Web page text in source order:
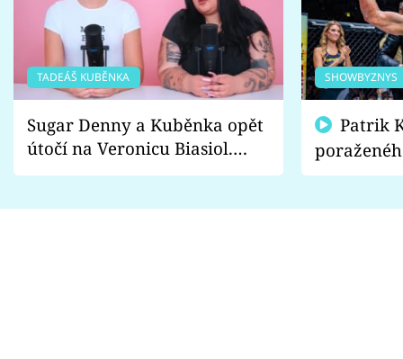
TADEÁŠ KUBĚNKA
Sugar Denny a Kuběnka opět
útočí na Veronicu Biasiol.
Proč je podle nich falešná a
SHOWBYZNYS
fanoušci